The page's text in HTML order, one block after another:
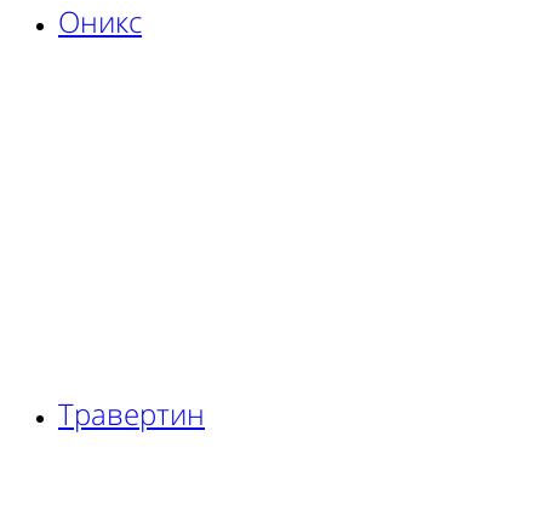
Оникс
Травертин